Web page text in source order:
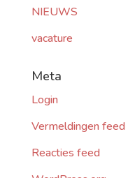
NIEUWS
vacature
Meta
Login
Vermeldingen feed
Reacties feed